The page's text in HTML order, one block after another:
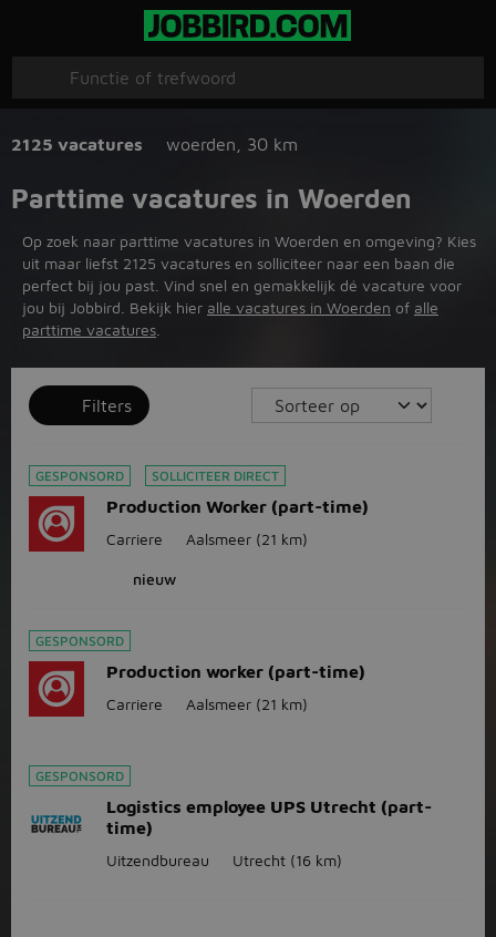
2125 vacatures woerden 30 km
Parttime vacatures in Woerden
Op zoek naar parttime vacatures in Woerden en omgeving? Kies
uit maar liefst 2125 vacatures en solliciteer naar een baan die
perfect bij jou past. Vind snel en gemakkelijk dé vacature voor
jou bij Jobbird. Bekijk hier alle vacatures in Woerden of alle
parttime vacatures
Filters
GESPONSORD SOLLICITEER DIRECT
Production Worker (part-time)
Carriere Aalsmeer (21 km)
nieuw
GESPONSORD
Production worker (part-time)
Carriere Aalsmeer (21 km)
GESPONSORD
Logistics employee UPS Utrecht (part-
time)
Uitzendbureau Utrecht (16 km)